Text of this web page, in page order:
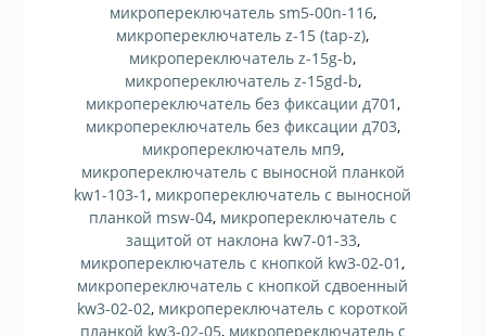
микропереключатель sm5-00n-116,
микропереключатель z-15 (tap-z),
микропереключатель z-15g-b,
микропереключатель z-15gd-b,
микропереключатель без фиксации д701,
микропереключатель без фиксации д703,
микропереключатель мп9,
микропереключатель с выносной планкой
kw1-103-1, микропереключатель с выносной
планкой msw-04, микропереключатель с
защитой от наклона kw7-01-33,
микропереключатель с кнопкой kw3-02-01,
микропереключатель с кнопкой сдвоенный
kw3-02-02, микропереключатель с короткой
планкой kw3-02-05, микропереключатель с